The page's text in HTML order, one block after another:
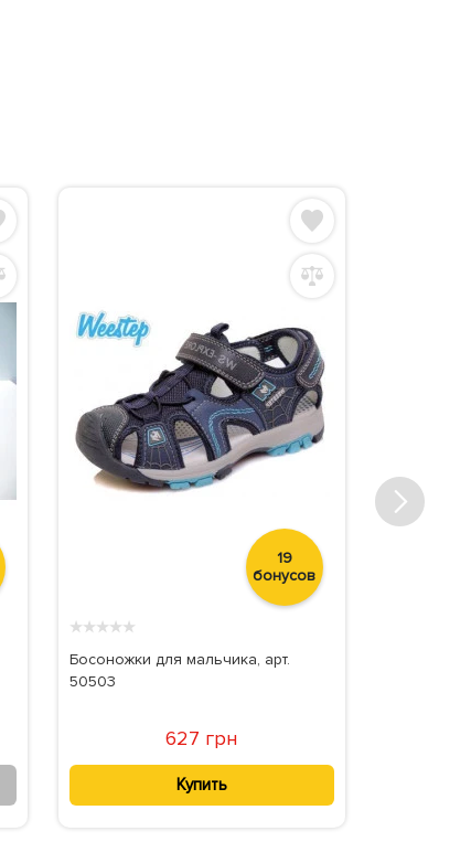
19
бонусов
★★★★★
Босоножки для мальчика, арт.
50503
627 грн
Купить